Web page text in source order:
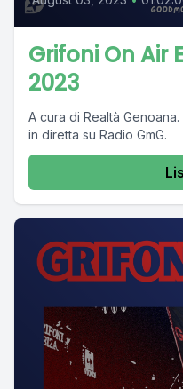
Grifoni On Air
2023
A cura di Realtà
in diretta su Radio GmG.